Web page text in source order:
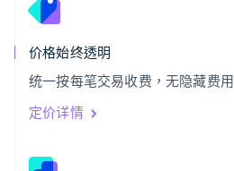
价格始终透明
统一按每笔交易收费，无隐藏费用
定价详情
泰国
ไทย
希腊
English
西班牙
Español
新加坡
新西兰